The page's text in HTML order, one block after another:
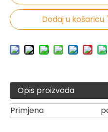
Dodaj u košaricu
Opis proizvoda
Primjena